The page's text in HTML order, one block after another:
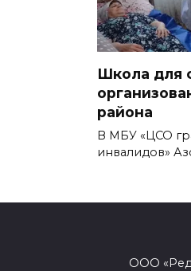
Школа для
района
В МБУ «ЦСО
инвалидов»
ООО